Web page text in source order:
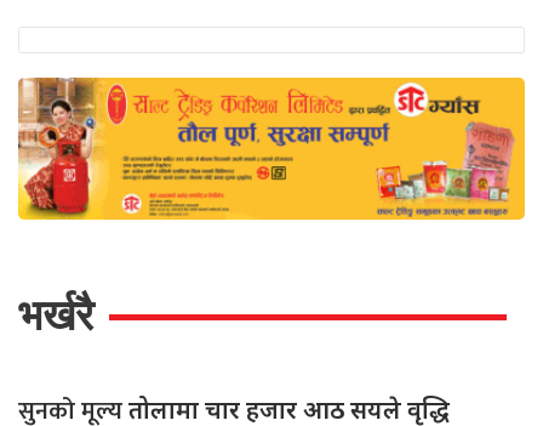
भर्खरै
सुनको मूल्यतोलामा चार हजार आठ सयले वृद्धि